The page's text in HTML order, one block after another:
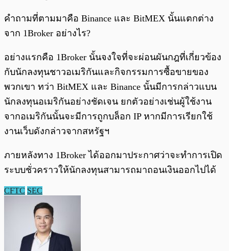
คำถามที่ตามมาคือ Binance และ BitMEX นั้นแตกต่าง
จาก 1Broker อย่างไร?
อย่างแรกคือ 1Broker นั้นจงใจที่จะผ่อนผันกฎที่เกี่ยวข้อง
กับนักลงทุนชาวอเมริกันและกิจกรรมการซื้อขายของ
พวกเขา ทว่า BitMEX และ Binance นั้นมีการกล่าวแบน
นักลงทุนอเมริกันอย่างชัดเจน ยกตัวอย่างเช่นผู้ใช้งาน
จากอเมริกันนั้นจะมีการถูกบล็อก IP หากมีการเรียกใช้
งานเว็บดังกล่าวจากสหรัฐฯ
ภายหลังทาง 1Broker ได้ออกมาประกาศว่าจะทำการเปิด
ระบบชั่วคราวให้นักลงทุนสามารถมาถอนเงินออกไปได้
CFTC SEC